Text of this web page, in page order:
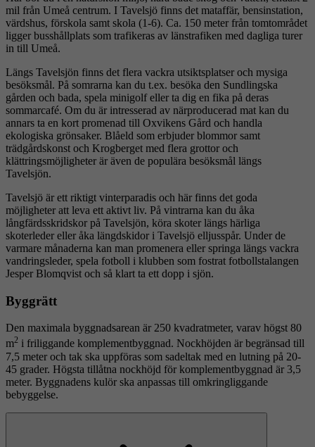
mil från Umeå centrum. I Tavelsjö finns det mataffär, bensinstation,
värdshus, förskola samt skola (1-6). Ca. 150 meter från tomtområdet
ligger busshållplats som trafikeras av länstrafiken med dagliga turer
in till Umeå.
Längs Tavelsjön finns det flera vackra utsiktsplatser och mysiga
besöksmål. På somrarna kan du t.ex. besöka den Sundlingska
gården och bada, spela minigolf eller ta dig en fika på deras
sommarcafé. Om du är intresserad av närproducerad mat kan du
annars ta en kort promenad till Oxvikens Gård och handla
ekologiska grönsaker. Blåeld som erbjuder blommor samt
trädgårdskonst och Krogberget med flera grottor och
klättringsmöjligheter är även de populära besöksmål längs
Tavelsjön.
Tavelsjö är ett riktigt vinterparadis och här finns det goda
möjligheter att leva ett aktivt liv. På vintrarna kan du åka
långfärdsskridskor på Tavelsjön, köra skoter längs härliga
skoterleder eller åka längdskidor i Tavelsjö elljusspår. Under de
varmare månaderna kan man promenera eller springa längs vackra
vandringsleder, spela fotboll i klubben som fostrat fotbollstalangen
Jesper Blomqvist och så klart ta ett dopp i sjön.
Byggrätt
Den maximala byggnadsarean är 250 kvadratmeter, varav högst 80
m2 i friliggande komplementbyggnad. Nockhöjden är begränsad till
7,5 meter och tak ska uppföras som sadeltak med en lutning på 20-
45 grader. Högsta tillåtna nockhöjd för komplementbyggnad är 3,5
meter. Byggnadens kulör ska anpassas till omkringliggande
bebyggelse.